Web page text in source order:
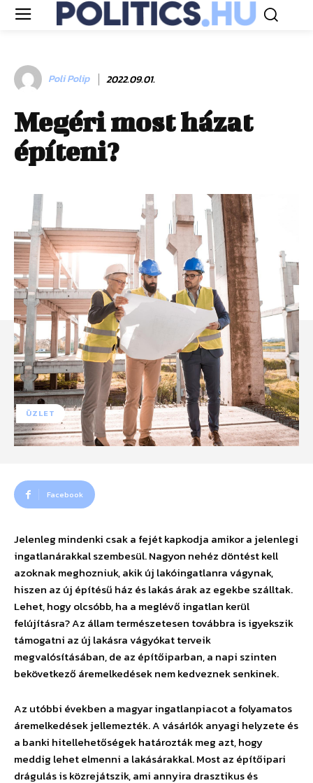
Poli Polip 2022.09.01.
Megéri most házat
építeni?
ÜZLET
Facebook
Jelenleg mindenki csak a fejét kapkodja amikor a jelenlegi
ingatlanárakkal szembesül. Nagyon nehéz döntést kell
azoknak meghozniuk, akik új lakóingatlanra vágynak,
hiszen az új építésű ház és lakás árak az egekbe szálltak.
Lehet, hogy olcsóbb, ha a meglévő ingatlan kerül
felújításra? Az állam természetesen továbbra is igyekszik
támogatni az új lakásra vágyókat terveik
megvalósításában, de az építőiparban, a napi szinten
bekövetkező áremelkedések nem kedveznek senkinek.
Az utóbbi években a magyar ingatlanpiacot a folyamatos
áremelkedések jellemezték. A vásárlók anyagi helyzete és
a banki hitellehetőségek határozták meg azt, hogy
meddig lehet elmenni a lakásárakkal. Most az építőipari
drágulás is közrejátszik, ami annyira drasztikus és